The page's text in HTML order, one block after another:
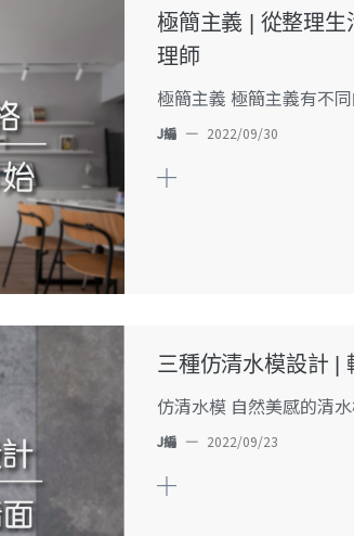
極簡主義 | 從整理生
理師
極簡主義 極簡主義有不
J編 — 2022/09/30
三種仿清水模設計 |
仿清水模 自然美感的清
J編 — 2022/09/23